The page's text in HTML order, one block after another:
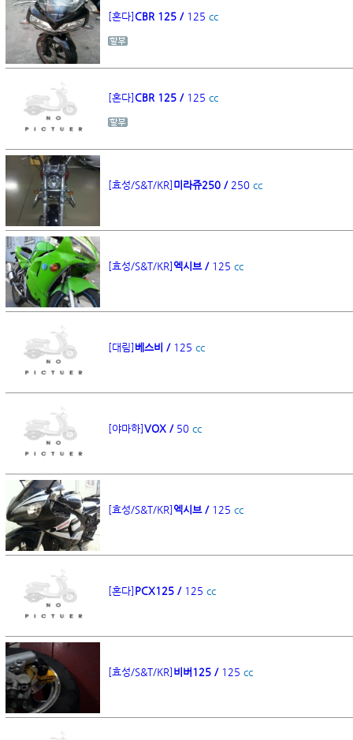
[혼다] CBR 125 / 125 cc
[혼다] CBR 125 / 125 cc
[효성/S&T/KR] 미라쥬250 / 250 cc
[효성/S&T/KR] 엑시브 / 125 cc
[대림] 베스비 / 125 cc
[야마하]VOX / 50 cc
[효성/S&T/KR] 엑시브 / 125 cc
[혼다] PCX125 / 125 cc
[효성/S&T/KR] 비버125 / 125 cc